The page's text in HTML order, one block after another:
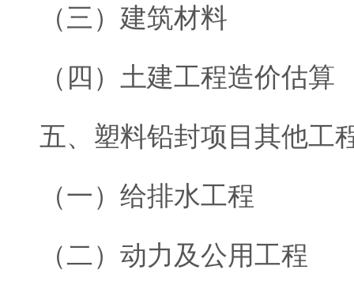
（三）建筑材料
（四）土建工程造价估算
五、塑料铅封项目其他工
（一）给排水工程
（二）动力及公用工程